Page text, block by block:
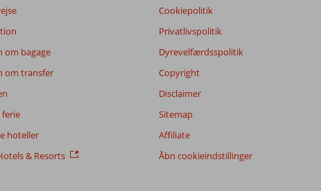
om bagage
om transfer
hoteller
& Resorts
Cookiepolitik
Privatlivspolitik
Dyrevelfærdsspolitik
Copyright
Disclaimer
Sitemap
Affiliate
Åbn cookieindstillinger